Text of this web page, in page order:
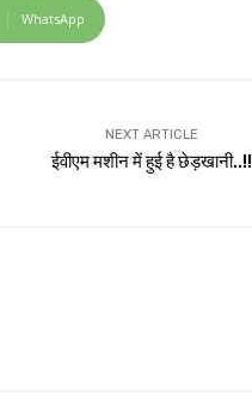
WhatsApp
NEXT ARTICLE
ईवीएम मशीन में हुई है छेड़खानी..!!